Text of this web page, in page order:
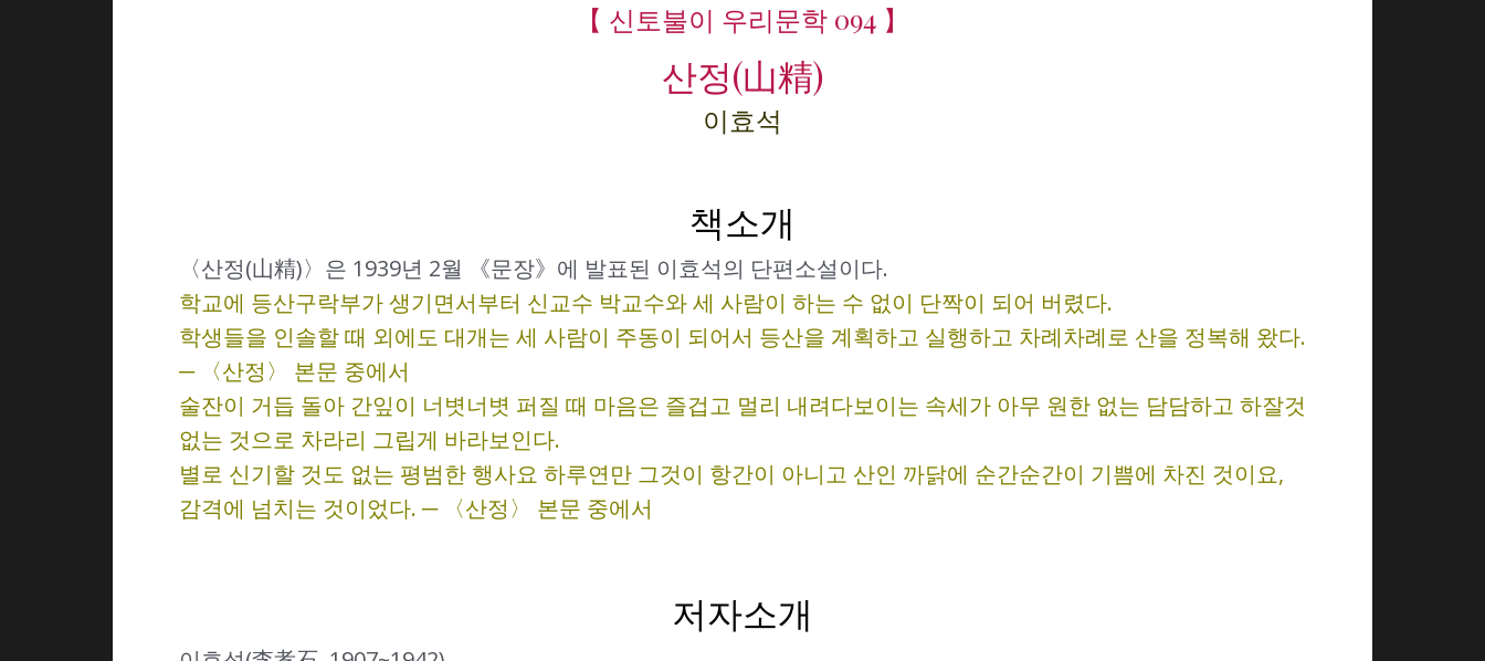
【 신토불이 우리문학 094 】
산정(山精)
이효석
책소개
〈산정(山精)〉은 1939년 2월 《문장》에 발표된 이효석의 단편소설이다.
학교에 등산구락부가 생기면서부터 신교수 박교수와 세 사람이 하는 수 없이 단짝이 되어 버렸다.
학생들을 인솔할 때 외에도 대개는 세 사람이 주동이 되어서 등산을 계획하고 실행하고 차례차례로 산을 정복해 왔다.
─ 〈산정〉 본문 중에서
술잔이 거듭 돌아 간잎이 너볏너볏 퍼질 때 마음은 즐겁고 멀리 내려다보이는 속세가 아무 원한 없는 담담하고 하잘것
없는 것으로 차라리 그립게 바라보인다.
별로 신기할 것도 없는 평범한 행사요 하루연만 그것이 항간이 아니고 산인 까닭에 순간순간이 기쁨에 차진 것이요,
감격에 넘치는 것이었다. ─ 〈산정〉 본문 중에서
저자소개